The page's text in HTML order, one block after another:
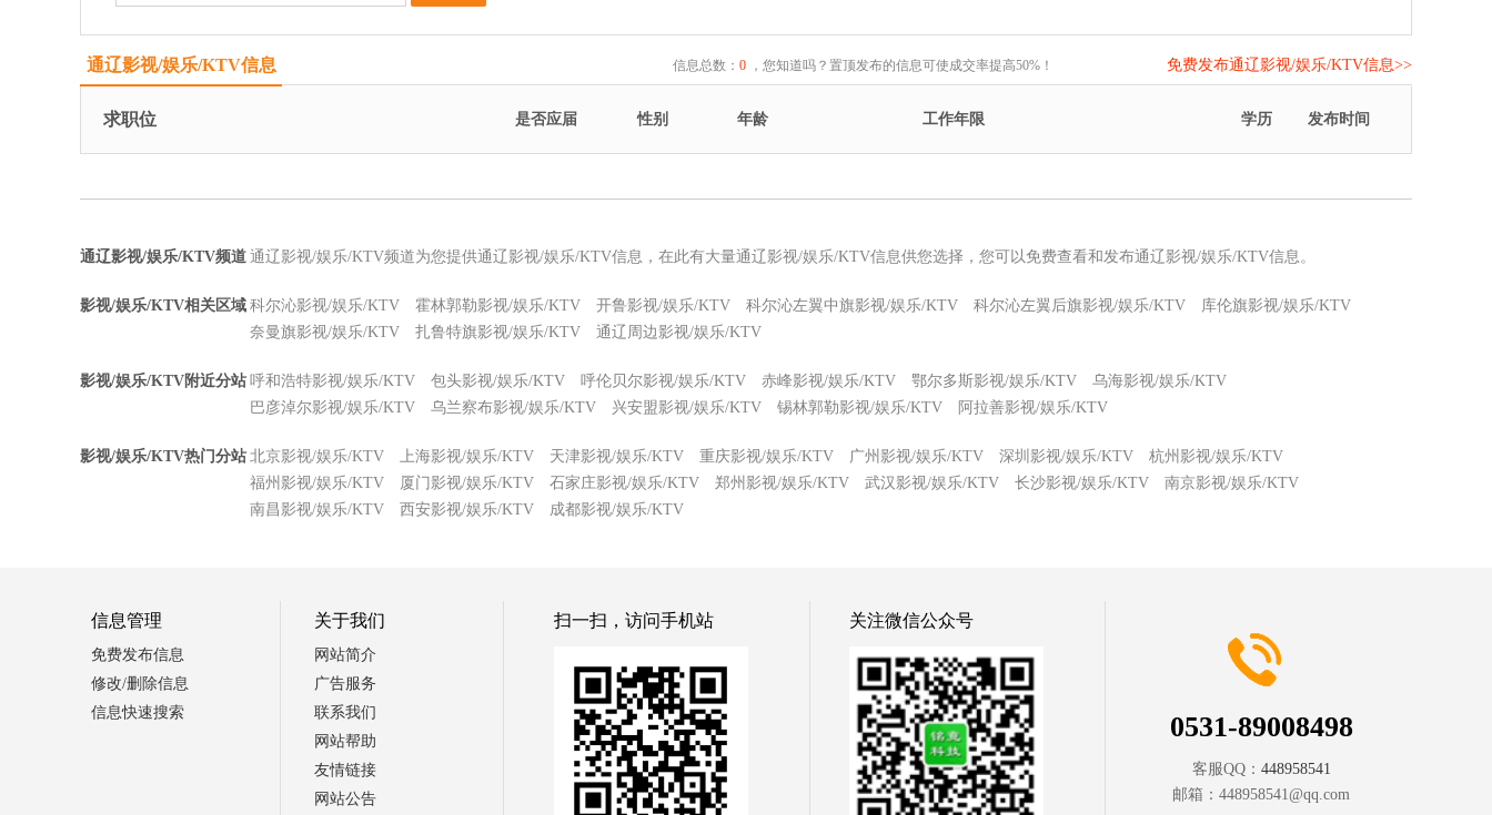
通辽影视/娱乐/KTV信息 信息总数： 0，您知道吗？置顶发布的信息可使成交率提高50%！ 免费发布通辽影视/娱乐/KTV信息>>
求职位 发布时间
是否应届 性别 年龄 学历
工作年限
通辽影视/娱乐/KTV频道 通辽影视/娱乐/KTV频道为您提供通辽影视/娱乐/KTV信息，在此有大量通辽影视/娱乐/KTV信息供您选择，您可以免费查看和发布通辽影视/娱乐/KTV信息。
影视/娱乐/KTV相关区域 科尔沁影视/娱乐/KTV 霍林郭勒影视/娱乐/KTV 开鲁影视/娱乐/KTV 科尔沁左翼中旗影视/娱乐/KTV 科尔沁左翼后旗影视/娱乐/KTV
库伦旗影视/娱乐/KTV
奈曼旗影视/娱乐/KTV
扎鲁特旗影视/娱乐/KTV 通辽周边影视/娱乐/KTV
影视/娱乐/KTV附近分站 呼和浩特影视/娱乐/KTV 包头影视/娱乐/KTV 呼伦贝尔影视/娱乐/KTV 赤峰影视/娱乐/KTV 鄂尔多斯影视/娱乐/KTV
乌海影视/娱乐/KTV
巴彦淖尔影视/娱乐/KTV
乌兰察布影视/娱乐/KTV 兴安盟影视/娱乐/KTV 锡林郭勒影视/娱乐/KTV 阿拉善影视/娱乐/KTV
影视/娱乐/KTV热门分站 北京影视/娱乐/KTV 上海影视/娱乐/KTV 天津影视/娱乐/KTV 重庆影视/娱乐/KTV 广州影视/娱乐/KTV 深圳影视/娱乐/KTV
杭州影视/娱乐/KTV
福州影视/娱乐/KTV
厦门影视/娱乐/KTV 石家庄影视/娱乐/KTV 郑州影视/娱乐/KTV 武汉影视/娱乐/KTV 长沙影视/娱乐/KTV
南京影视/娱乐/KTV
南昌影视/娱乐/KTV
西安影视/娱乐/KTV 成都影视/娱乐/KTV
信息管理
免费发布信息
修改/删除信息
信息快速搜索
关于我们
网站简介
广告服务
联系我们
网站帮助
友情链接
网站公告
扫一扫，访问手机站 关注微信公众号
0531-89008498
客服QQ： 448958541
邮箱： 448958541@qq.com